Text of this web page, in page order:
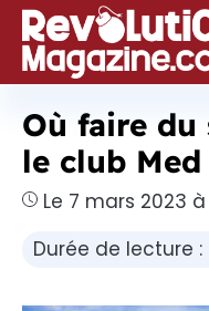
Aller
au
contenu
Où faire
le club Med
Le 7 mars 2023 à
Durée de lecture